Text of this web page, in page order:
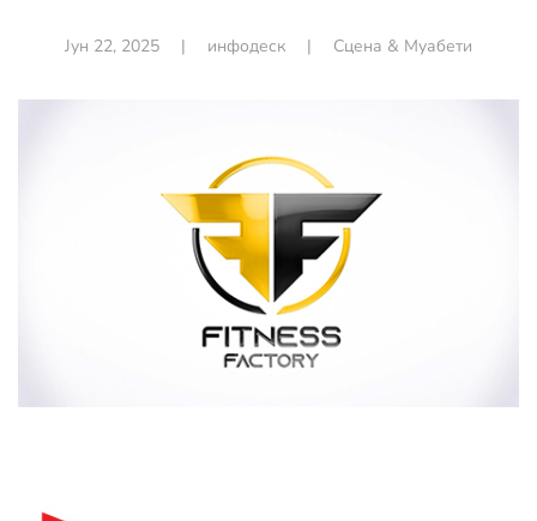
Јун 22, 2025 | инфодеск | Сцена & Муабети